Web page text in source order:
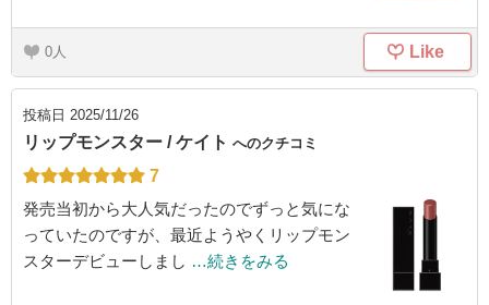
0 Like
投稿日 2025/11/26
リップモンスター / ケイト へのクチコミ
7
発売当初から大人気だったのでずっと気にな
っていたのですが、最近ようやくリップモン
スターデビューしまし …続きをみる